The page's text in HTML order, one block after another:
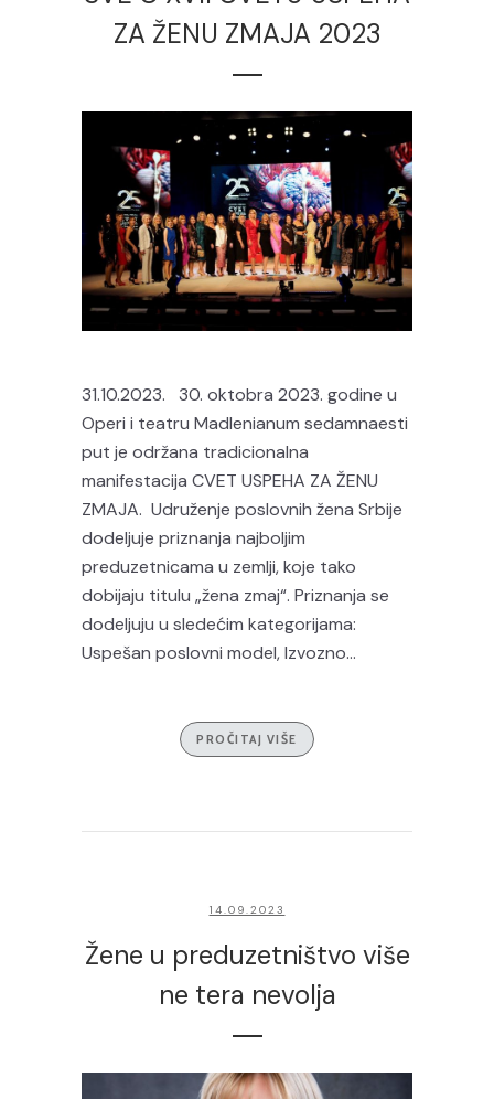
ZA ŽENU ZMAJA 2023
31.10.2023. 30. oktobra 2023. godine u
Operi i teatru Madlenianum sedamnaesti
put je održana tradicionalna
manifestacija CVET USPEHA ZA ŽENU
ZMAJA. Udruženje poslovnih žena Srbije
dodeljuje priznanja najboljim
preduzetnicama u zemlji, koje tako
dobijaju titulu „žena zmaj“. Priznanja se
dodeljuju u sledećim kategorijama:
Uspešan poslovni model, Izvozno...
PROČITAJ VIŠE
14.09.2023
Žene u preduzetništvo više
ne tera nevolja